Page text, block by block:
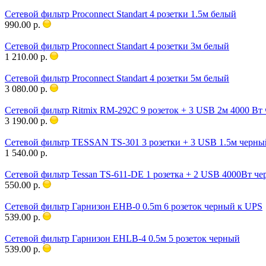
Сетевой фильтр Proconnect Standart 4 розетки 1.5м белый
990.00 р.
Сетевой фильтр Proconnect Standart 4 розетки 3м белый
1 210.00 р.
Сетевой фильтр Proconnect Standart 4 розетки 5м белый
3 080.00 р.
Сетевой фильтр Ritmix RM-292C 9 розеток + 3 USB 2м 4000 Вт
3 190.00 р.
Сетевой фильтр TESSAN TS-301 3 розетки + 3 USB 1.5м
1 540.00 р.
Сетевой фильтр Tessan TS-611-DE 1 розетка + 2 USB 4000Вт
550.00 р.
Сетевой фильтр Гарнизон EHB-0 0.5m 6 розеток черный к UPS
539.00 р.
Сетевой фильтр Гарнизон EHLB-4 0.5м 5 розеток черный
539.00 р.